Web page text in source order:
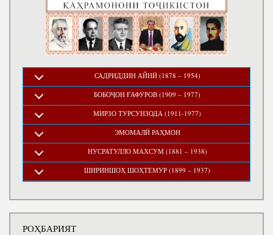
САДРИДДИН АЙНӢ (1878 – 1954)
БОБОҶОН ҒАФУРОВ (1909 – 1977)
МИРЗО ТУРСУНЗОДА (1911-1977)
ЭМОМАЛӢ РАҲМОН
НУСРАТУЛЛО МАХСУМ (1881 – 1938)
ШИРИНШОҲ ШОҲТЕМУР (1899 – 1937)
РОҲБАРИЯТ